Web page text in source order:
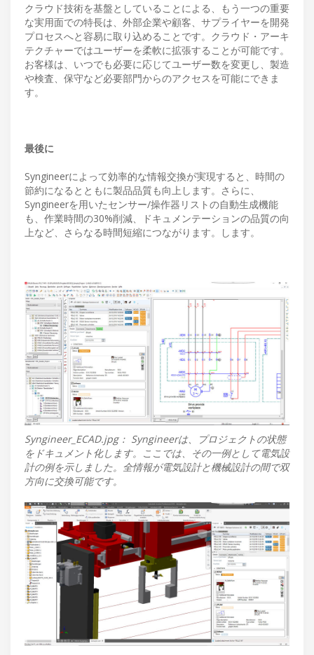
クラウド技術を基盤としていることによる、もう一つの重要
な実用面での特長は、外部企業や顧客、サプライヤーを開発
プロセスへと容易に取り込めることです。クラウド・アーキ
テクチャーではユーザーを柔軟に拡張することが可能です。
お客様は、いつでも必要に応じてユーザー数を変更し、製造
や検査、保守など必要部門からのアクセスを可能にできま
す。
最後に
Syngineerによって効率的な情報交換が実現すると、時間の
節約になるとともに製品品質も向上します。さらに、
Syngineerを用いたセンサー/操作器リストの自動生成機能
も、作業時間の30%削減、ドキュメンテーションの品質の向
上など、さらなる時間短縮につながります。します。
Syngineer_ECAD.jpg： Syngineerは、プロジェクトの状態
をドキュメント化します。ここでは、その一例として電気設
計の例を示しました。全情報が電気設計と機械設計の間で双
方向に交換可能です。